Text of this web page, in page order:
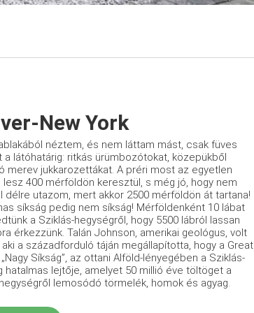
New York
néztem, és nem láttam mást, csak füves
a látóhatárig: ritkás ürümbozótokat, közepükből
merev jukkarozettákat. A préri most az egyetlen
lesz 400 mérföldön keresztül, s még jó, hogy nem
délre utazom, mert akkor 2500 mérföldön át tartana!
síkság pedig nem síkság! Mérföldenként 10 lábat
a Sziklás-hegységről, hogy 5500 lábról lassan
érkezzünk. Talán Johnson, amerikai geológus, volt
a századforduló táján megállapította, hogy a Great
Síkság”, az ottani Alföld-lényegében a Szik­lás-
hatalmas lejtője, amelyet 50 millió éve töltöget a
lemosódó törmelék, homok és agyag.